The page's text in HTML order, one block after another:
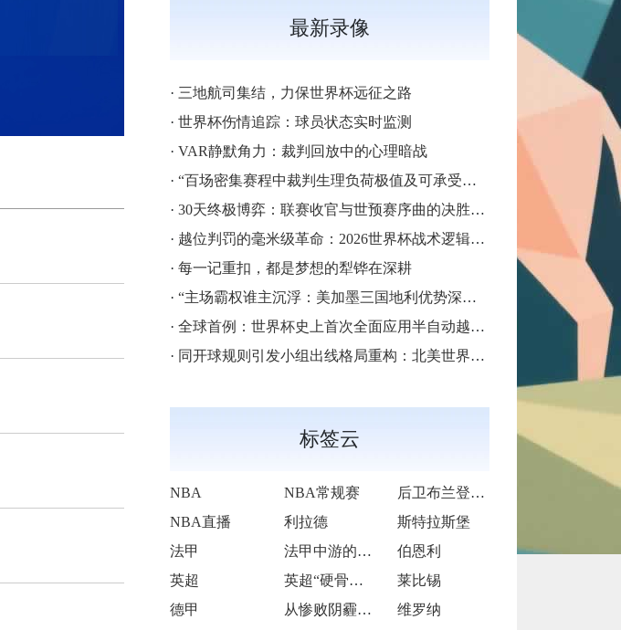
最新录像
· 三地航司集结，力保世界杯远征之路
· 世界杯伤情追踪：球员状态实时监测
· VAR静默角力：裁判回放中的心理暗战
· “百场密集赛程中裁判生理负荷极值及可承受界限探析”
· 30天终极博弈：联赛收官与世预赛序曲的决胜交汇
· 越位判罚的毫米级革命：2026世界杯战术逻辑如何被规则精度重塑
· 每一记重扣，都是梦想的犁铧在深耕
· “主场霸权谁主沉浮：美加墨三国地利优势深度解析”
· 全球首例：世界杯史上首次全面应用半自动越位判定技术
· 同开球规则引发小组出线格局重构：北美世界杯晋级逻辑的深层变局
标签云
NBA NBA常规赛
后卫布兰登-威廉姆斯
NBA直播
利拉德
斯特拉斯堡
法甲
法甲中游的“韧性交响曲”
伯恩利
英超
英超“硬骨头”的挣扎与突围
莱比锡
德甲
从惨败阴霾中走出的德甲“逆袭者”
维罗纳